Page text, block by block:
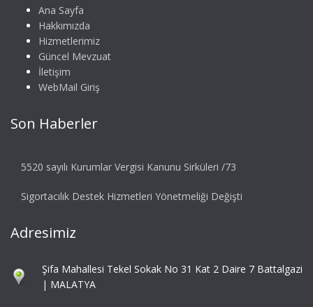
Ana Sayfa
Hakkımızda
Hizmetlerimiz
Güncel Mevzuat
İletişim
WebMail Giriş
Son Haberler
5520 sayılı Kurumlar Vergisi Kanunu Sirküleri /73
Sigortacılık Destek Hizmetleri Yönetmeliği Değişti
Adresimiz
Şifa Mahallesi Tekel Sokak No 31 Kat 2 Daire 7 Battalgazi
| MALATYA